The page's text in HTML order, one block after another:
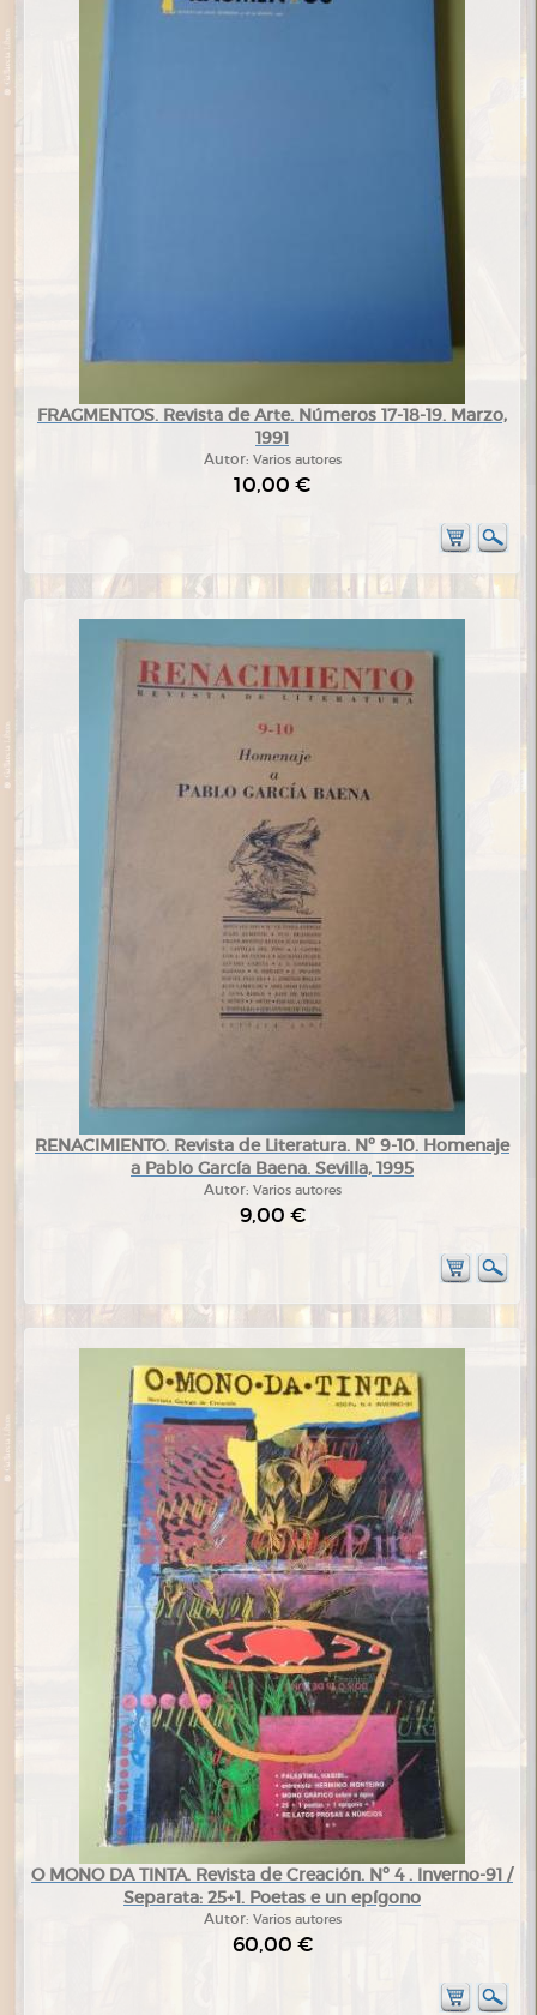
FRAGMENTOS. Revista de Arte. Números 17-18-19. Marzo,
1991
Autor: Varios autores
10,00 €
RENACIMIENTO. Revista de Literatura. Nº 9-10. Homenaje
a Pablo García Baena. Sevilla, 1995
Autor: Varios autores
9,00 €
O MONO DA TINTA. Revista de Creación. Nº 4 . Inverno-91 /
Separata: 25+1. Poetas e un epígono
Autor: Varios autores
60,00 €